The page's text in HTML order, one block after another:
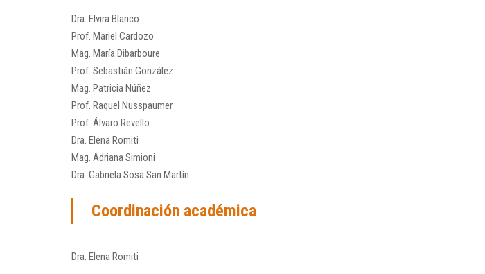
Dra. Elvira Blanco
Prof. Mariel Cardozo
Mag. María Dibarboure
Prof. Sebastián González
Mag. Patricia Núñez
Prof. Raquel Nusspaumer
Prof. Álvaro Revello
Dra. Elena Romiti
Mag. Adriana Simioni
Dra. Gabriela Sosa San Martín
Coordinación académica
Dra. Elena Romiti